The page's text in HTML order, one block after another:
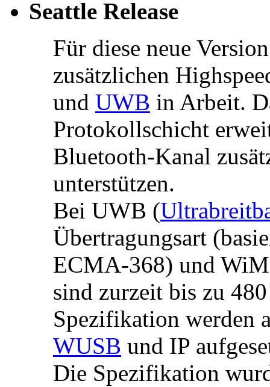
Seattle Release
Für diese neue
zusätzlichen
und UWB in Arbeit.
Protokollschicht
Bluetooth-Kanal
unterstützen.
Bei UWB (
Übertragungsart
ECMA-368) und
sind zurzeit bis zu
Spezifikation werden
WUSB und IP
Die Spezifikation